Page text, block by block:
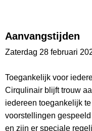
Aanvangstijden
Zaterdag 28 februari
Toegankelijk voor
Cirqulinair blijft trouw
iedereen toegankelijk
voorstellingen
en zijn er speciale